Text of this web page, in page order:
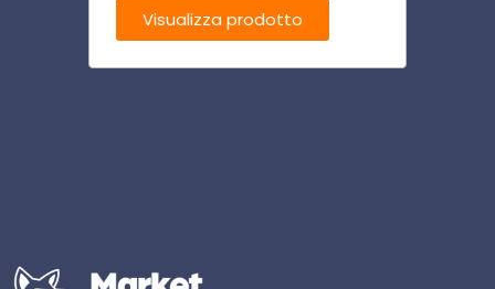
Visualizza prodotto